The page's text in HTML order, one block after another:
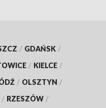
/ GDAŃSK /
/ KIELCE /
/ OLSZTYN /
/ RZESZÓW /